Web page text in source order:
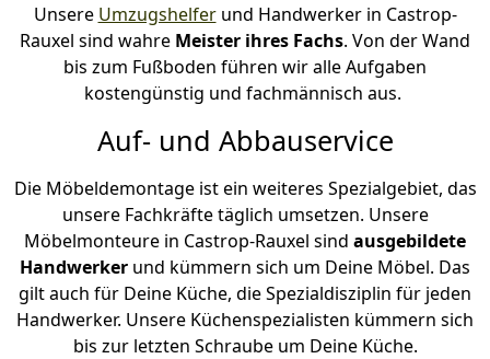
Unsere Umzugshelferund Handwerker in Castrop-
Rauxel sind wahre Meister ihres Fachs. Von der Wand
bis zum Fußboden führen wir alle Aufgaben
kostengünstig und fachmännisch aus.
Auf- und Abbauservice
Die Möbeldemontage ist ein weiteres Spezialgebiet, das
unsere Fachkräfte täglich umsetzen. Unsere
Möbelmonteure in Castrop-Rauxel sind ausgebildete
Handwerker und kümmern sich um Deine Möbel. Das
gilt auch für Deine Küche, die Spezialdisziplin für jeden
Handwerker. Unsere Küchenspezialisten kümmern sich
bis zur letzten Schraube um Deine Küche.